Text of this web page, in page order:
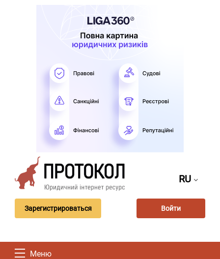
RU
Зарегистрироваться Войти
Меню